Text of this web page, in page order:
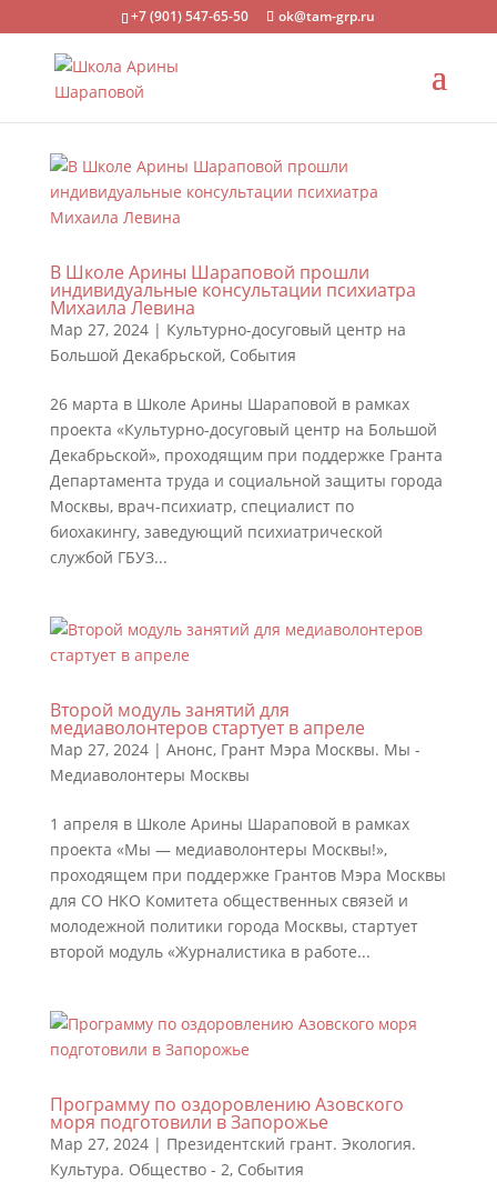
+7 (901) 547-65-50 ok@tam-grp.ru
В Школе Арины Шараповой прошли
индивидуальные консультации психиатра
Михаила Левина
Мар 27, 2024| Культурно-досуговый центр на
Большой Декабрьской, События
26 марта в Школе Арины Шараповой в рамках
проекта «Культурно-досуговый центр на Большой
Декабрьской», проходящим при поддержке Гранта
Департамента труда и социальной защиты города
Москвы, врач-психиатр, специалист по
биохакингу, заведующий психиатрической
службой ГБУЗ...
Второй модуль занятий для
медиаволонтеров стартует в апреле
Мар 27, 2024| Анонс, Грант Мэра Москвы. Мы -
Медиаволонтеры Москвы
1 апреля в Школе Арины Шараповой в рамках
проекта «Мы — медиаволонтеры Москвы!»,
проходящем при поддержке Грантов Мэра Москвы
для СО НКО Комитета общественных связей и
молодежной политики города Москвы, стартует
второй модуль «Журналистика в работе...
Программу по оздоровлению Азовского
моря подготовили в Запорожье
Мар 27, 2024| Президентский грант. Экология.
Культура. Общество - 2, События